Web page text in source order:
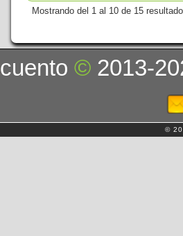
Mostrando del 1 al 10 de 15
cuento© 2013-
©